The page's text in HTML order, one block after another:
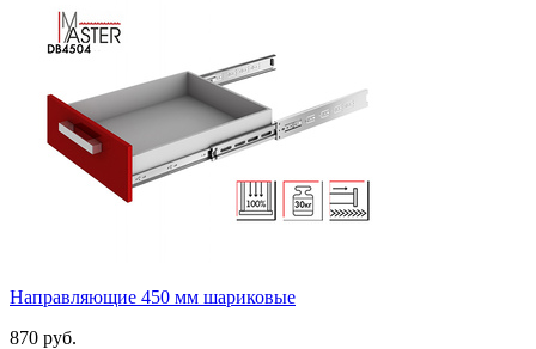
Направляющие 450 мм шариковые
870 руб.